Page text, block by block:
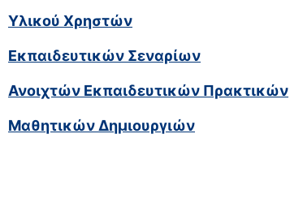
Υλικού Χρηστών
Εκπαιδευτικών Σεναρίων
Ανοιχτών Εκπαιδευτικών Πρακτικών
Μαθητικών Δημιουργιών